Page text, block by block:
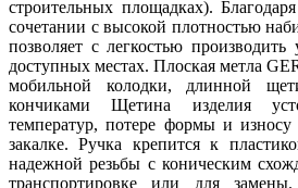
строительных площадках).
сочетании с высокой плотностью
позволяет с легкостью
доступных местах. Плоская метла
мобильной колодки, длинной
кончиками Щетина изделия
температур, потере формы и износу
закалке. Ручка крепится к
надежной резьбы с коническим
транспортировке или для